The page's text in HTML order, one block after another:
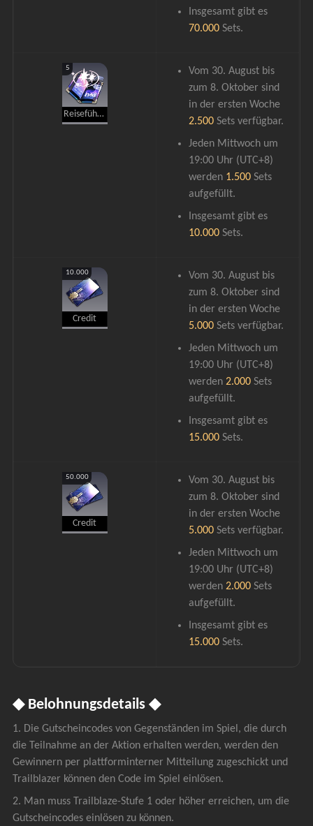
Insgesamt gibt es
70.000 Sets.
5
Reiseführer
Vom 30. August bis
zum 8. Oktober sind
in der ersten Woche
2.500 Sets verfügbar.
Jeden Mittwoch um
19:00 Uhr (UTC+8)
werden 1.500 Sets
aufgefüllt.
Insgesamt gibt es
10.000 Sets.
10.000
Credit
Vom 30. August bis
zum 8. Oktober sind
in der ersten Woche
5.000 Sets verfügbar.
Jeden Mittwoch um
19:00 Uhr (UTC+8)
werden 2.000 Sets
aufgefüllt.
Insgesamt gibt es
15.000 Sets.
50.000
Credit
Vom 30. August bis
zum 8. Oktober sind
in der ersten Woche
5.000 Sets verfügbar.
Jeden Mittwoch um
19:00 Uhr (UTC+8)
werden 2.000 Sets
aufgefüllt.
Insgesamt gibt es
15.000 Sets.
◆ Belohnungsdetails ◆
1. Die Gutscheincodes von Gegenständen im Spiel, die durch
die Teilnahme an der Aktion erhalten werden, werden den
Gewinnern per plattforminterner Mitteilung zugeschickt und
Trailblazer können den Code im Spiel einlösen.
2. Man muss Trailblaze-Stufe 1 oder höher erreichen, um die
Gutscheincodes einlösen zu können.